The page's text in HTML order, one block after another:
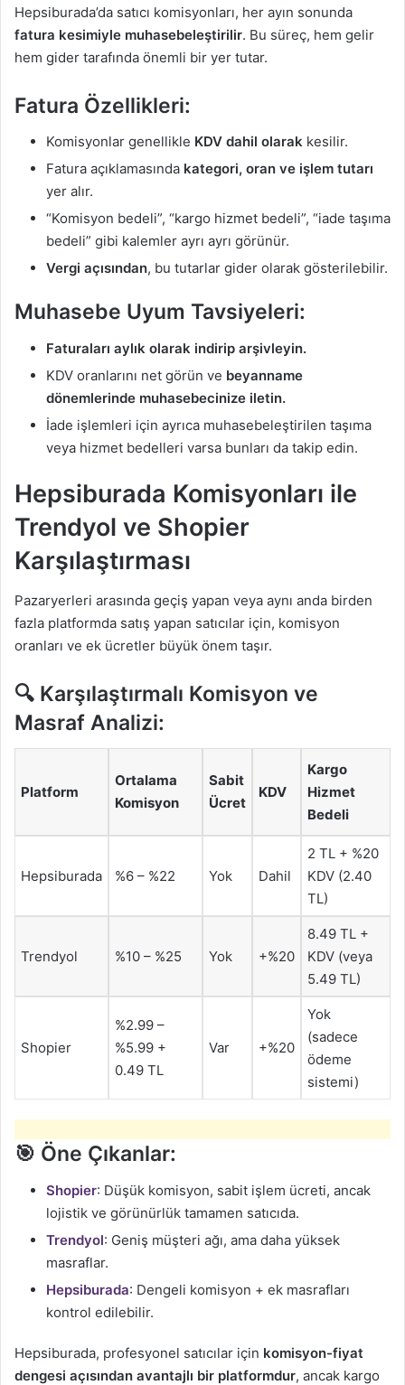
Hepsiburada’da satıcı komisyonları, her ayın sonunda
fatura kesimiyle muhasebeleştirilir. Bu süreç, hem gelir
hem gider tarafında önemli bir yer tutar.
Fatura Özellikleri:
Komisyonlar genellikle KDV dahil olarak kesilir.
Fatura açıklamasında kategori, oran ve işlem tutarı
yer alır.
“Komisyon bedeli”, “kargo hizmet bedeli”, “iade taşıma
bedeli” gibi kalemler ayrı ayrı görünür.
Vergi açısından, bu tutarlar gider olarak gösterilebilir.
Muhasebe Uyum Tavsiyeleri:
Faturaları aylık olarak indirip arşivleyin.
KDV oranlarını net görün ve beyanname
dönemlerinde muhasebecinize iletin.
İade işlemleri için ayrıca muhasebeleştirilen taşıma
veya hizmet bedelleri varsa bunları da takip edin.
Hepsiburada Komisyonları ile
Trendyol ve Shopier
Karşılaştırması
Pazaryerleri arasında geçiş yapan veya aynı anda birden
fazla platformda satış yapan satıcılar için, komisyon
oranları ve ek ücretler büyük önem taşır.
🔍 Karşılaştırmalı Komisyon ve
Masraf Analizi:
Platform
Ortalama
Komisyon
Sabit
Ücret
KDV
Kargo
Hizmet
Bedeli
Hepsiburada %6 – %22 Yok Dahil
2 TL + %20
KDV (2.40
TL)
Trendyol %10 – %25 Yok +%20
8.49 TL +
KDV (veya
5.49 TL)
Shopier
%2.99 –
%5.99 +
0.49 TL
Var +%20
Yok
(sadece
ödeme
sistemi)
🎯 Öne Çıkanlar:
Shopier: Düşük komisyon, sabit işlem ücreti, ancak
lojistik ve görünürlük tamamen satıcıda.
Trendyol: Geniş müşteri ağı, ama daha yüksek
masraflar.
Hepsiburada: Dengeli komisyon + ek masrafları
kontrol edilebilir.
Hepsiburada, profesyonel satıcılar için komisyon-fiyat
dengesi açısından avantajlı bir platformdur, ancak kargo